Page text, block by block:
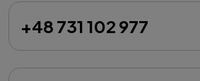
+48 731 102 977